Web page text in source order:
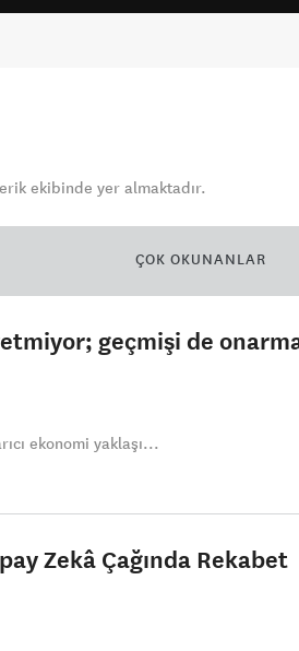
ekibinde yer almaktadır.
ÇOK OKUNANLAR
geçmişi de
ekonomi yaklaşı...
Zekâ Çağında Rekabet